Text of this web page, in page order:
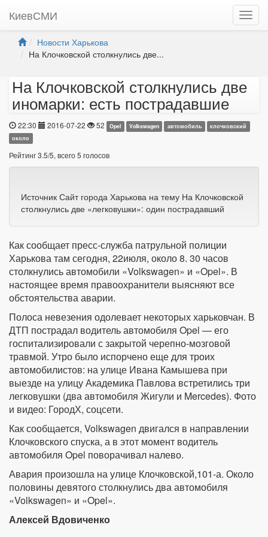
КиевСМИ
Новости Харькова
На Клочковской столкнулись две...
На Клочковской столкнулись две
иномарки: есть пострадавшие
22:30 2016-07-22 52 Opel Volkswagen автомобиль
клочковский
около
Рейтинг3.5/5, всего5 голосов
Источник Сайт города Харькова на тему На Клочковской
столкнулись две «легковушки»: один пострадавший
Как сообщает пресс-служба патрульной полиции
Харькова там сегодня, 22июля, около 8. 30 часов
столкнулись автомобили «Volkswagen» и «Opel». В
настоящее время правоохранители выясняют все
обстоятельства аварии.
Полоса невезения одолевает некоторых харьковчан. В
ДТП пострадал водитель автомобиля Opel — его
госпитализировали с закрытой черепно-мозговой
травмой. Утро было испорчено еще для троих
автомобилистов: на улице Ивана Камышева при
выезде на улицу Академика Павлова встретились три
легковушки (два автомобиля Жигули и Mercedes). Фото
и видео: ГородХ, соцсети.
Как сообщается, Volkswagen двигался в направлении
Клочковского спуска, а в этот момент водитель
автомобиля Opel поворачивал налево.
Авария произошла на улице Клочковской,101-а. Около
половины девятого столкнулись два автомобиля
«Volkswagen» и «Opel».
Алексей Вдовиченко